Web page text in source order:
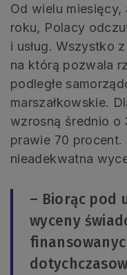
Od wielu miesięcy,
roku, Polacy
i usług. Wszystko
na którą pozwala
podległe
marszałkowskie.
wzrosną średnio o
prawie 70
nieadekwatna
– Biorąc pod
wyceny